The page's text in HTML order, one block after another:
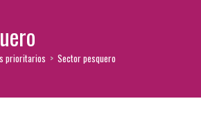
prioritarios > Sector pesquero